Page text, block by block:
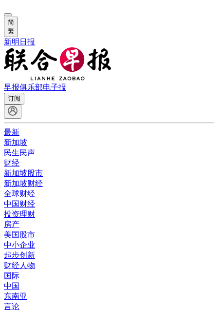
简
繁
新明日报
早报俱乐部电子报
订阅
最新
新加坡
民生民声
财经
新加坡股市
新加坡财经
全球财经
中国财经
投资理财
房产
美国股市
中小企业
起步创新
财经人物
国际
中国
东南亚
言论